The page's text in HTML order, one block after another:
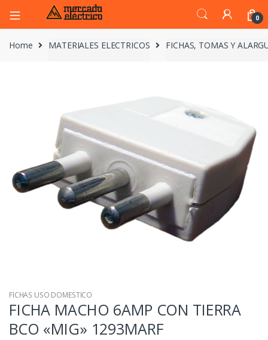
0
Home MATERIALES ELECTRICOS FICHAS, TOMAS Y
FICHAS USO DOMESTICO
FICHA MACHO 6AMP CON TIERRA
BCO «MIG» 1293MARF